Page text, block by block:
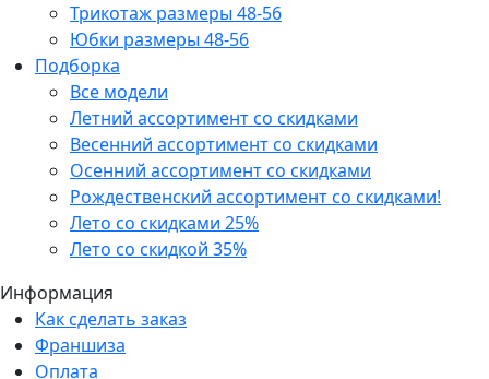
Трикотаж размеры 48-56
Юбки размеры 48-56
Подборка
Все модели
Летний ассортимент со скидками
Весенний ассортимент со скидками
Осенний ассортимент со скидками
Рождественский ассортимент со скидками!
Лето со скидками 25%
Лето со скидкой 35%
Информация
Как сделать заказ
Франшиза
Оплата